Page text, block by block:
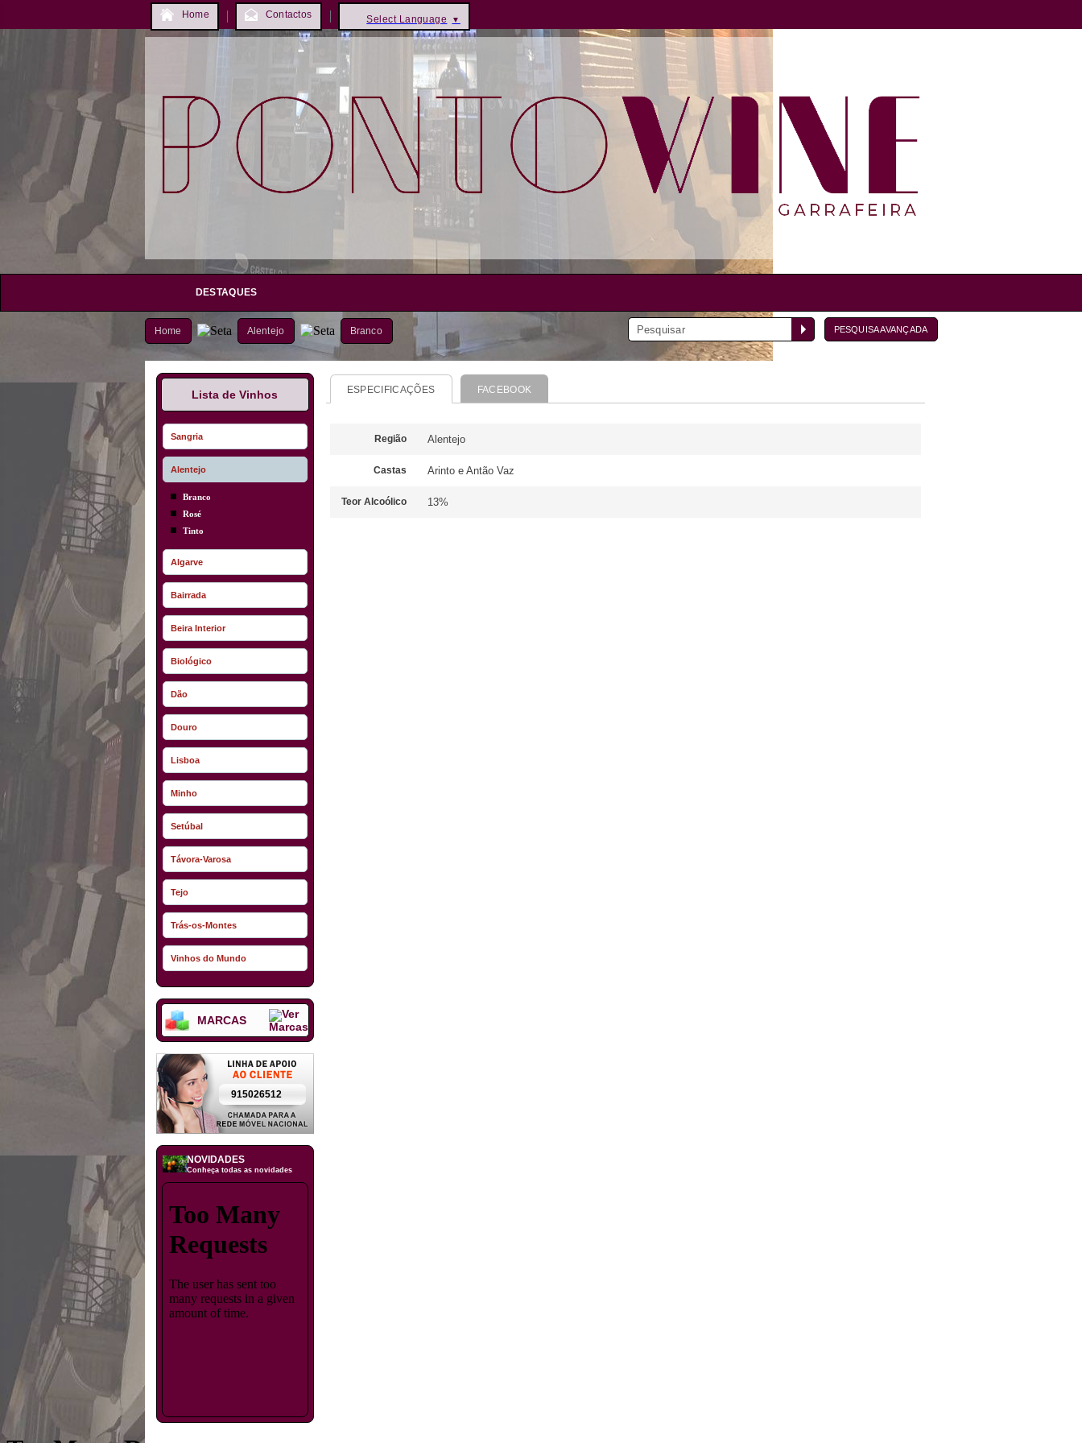
Home Contactos Select Language ▼
DESTAQUES
Home Alentejo Branco PESQUISA AVANÇADA
Lista de Vinhos
Sangria
Alentejo
Branco
Rosé
Tinto
Algarve
Bairrada
Beira Interior
Biológico
Dão
Douro
Lisboa
Minho
Setúbal
Távora-Varosa
Tejo
Trás-os-Montes
Vinhos do Mundo
MARCAS
915026512
NOVIDADES
Conheça todas as novidades
ESPECIFICAÇÕES FACEBOOK
Região Alentejo
Castas Arinto e Antão Vaz
Teor Alcoólico 13%